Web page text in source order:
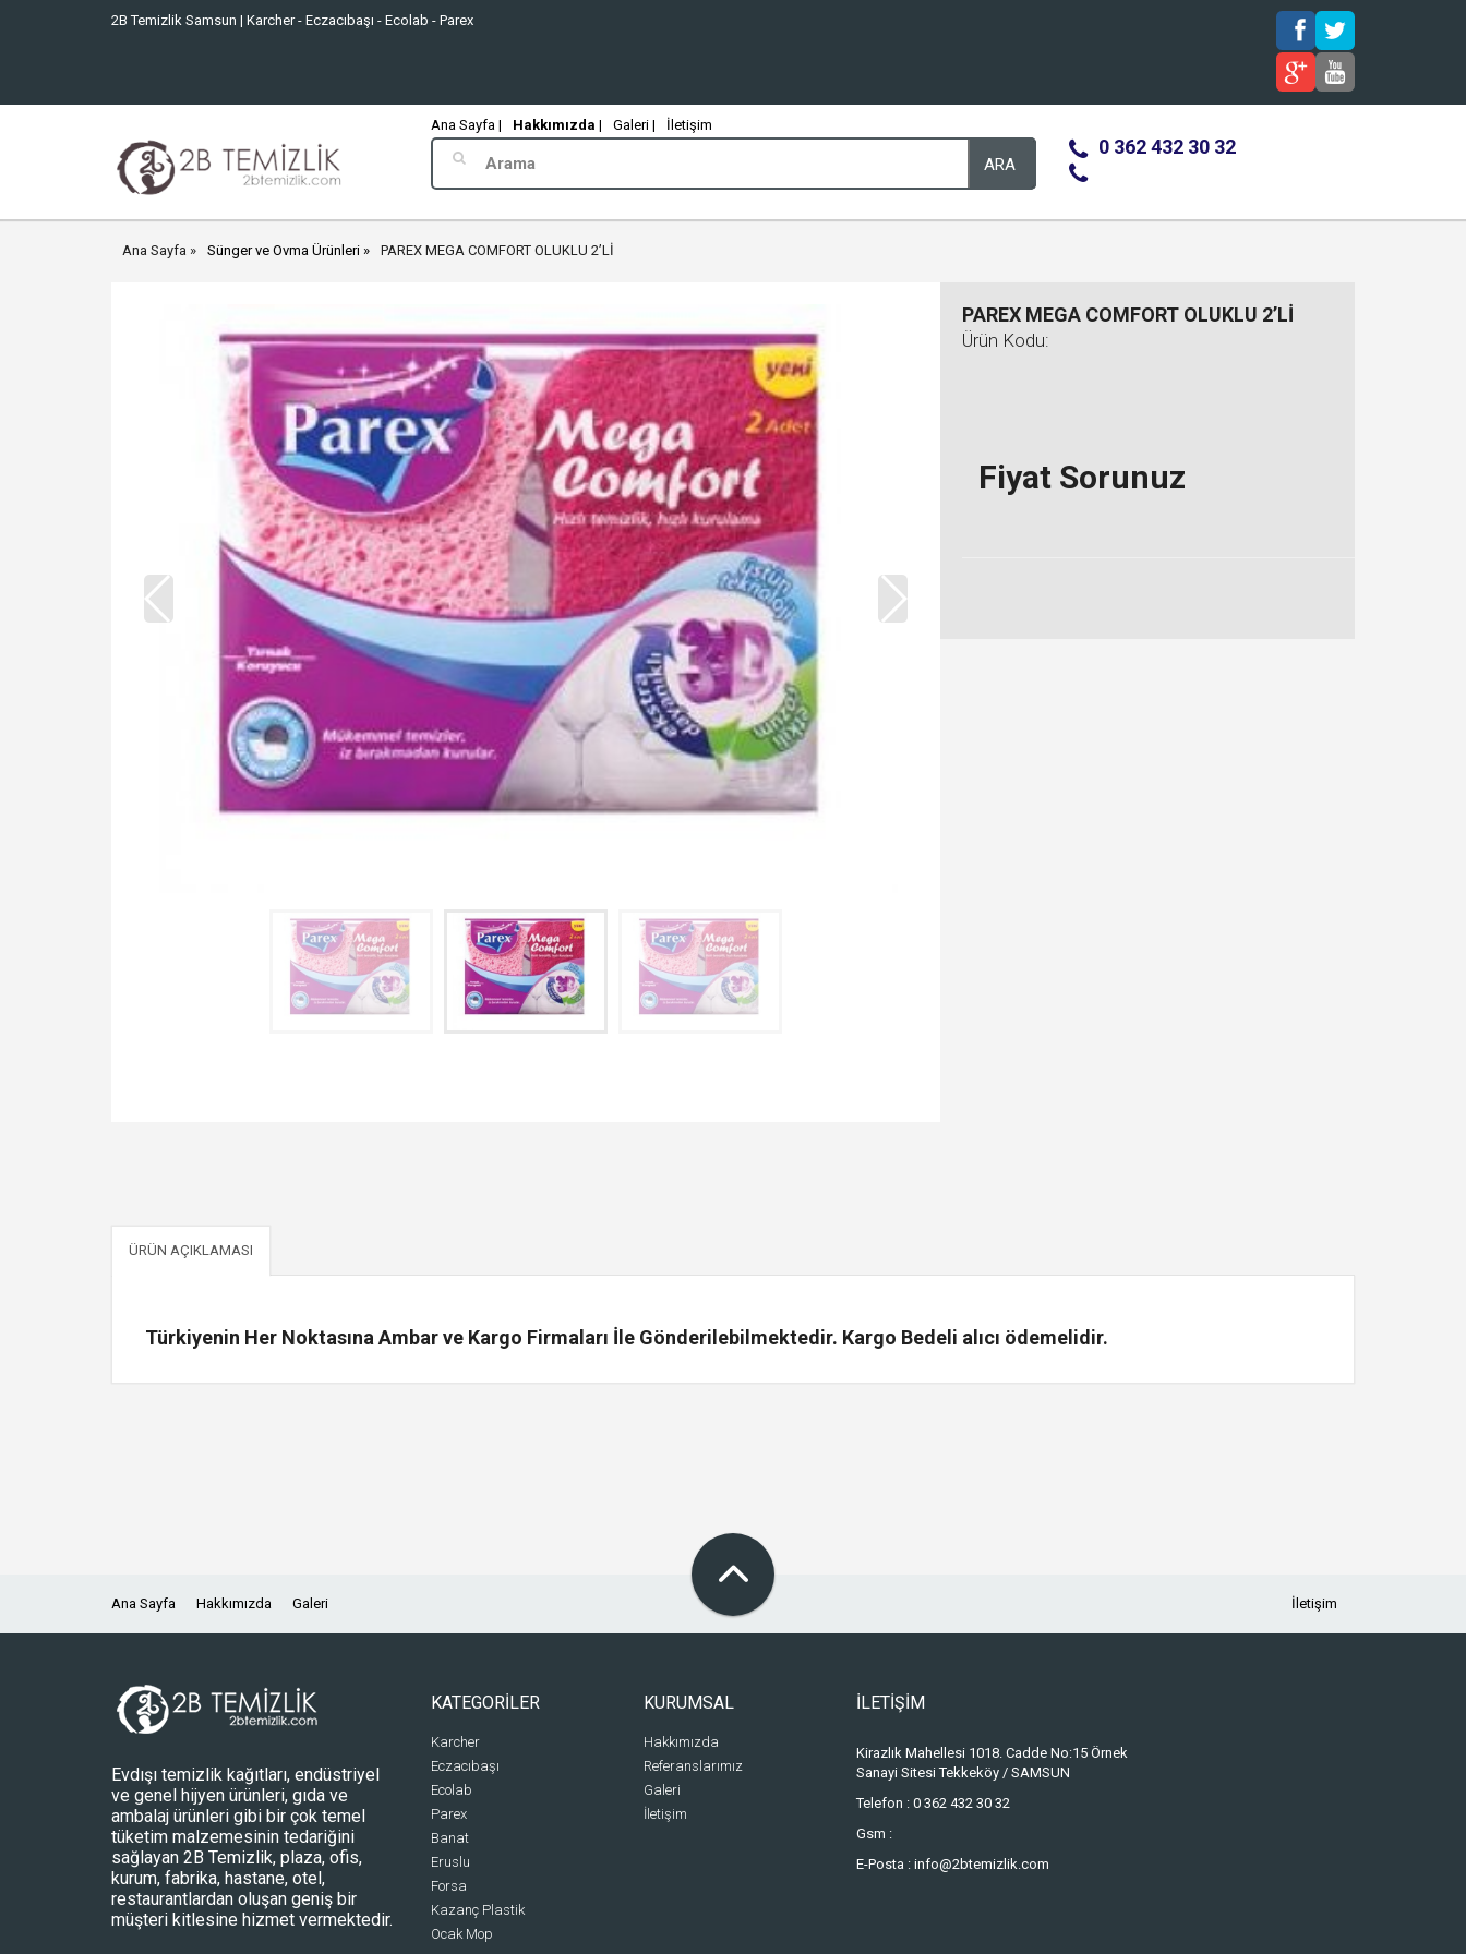
2B Temizlik Samsun | Karcher - Eczacıbaşı - Ecolab - Parex
Ana Sayfa | Hakkımızda | Galeri | İletişim
ARA
0 362 432 30 32
Ana Sayfa Sünger ve Ovma Ürünleri PAREX MEGA COMFORT OLUKLU 2’Lİ
PAREX MEGA COMFORT OLUKLU 2’Lİ
Ürün Kodu:
Fiyat Sorunuz
ÜRÜN AÇIKLAMASI
Türkiyenin Her Noktasına Ambar ve Kargo Firmaları İle Gönderilebilmektedir. Kargo Bedeli alıcı ödemelidir.
Ana Sayfa Hakkımızda Galeri İletişim
Evdışı temizlik kağıtları, endüstriyel
ve genel hijyen ürünleri, gıda ve
ambalaj ürünleri gibi bir çok temel
tüketim malzemesinin tedariğini
sağlayan 2B Temizlik, plaza, ofis,
kurum, fabrika, hastane, otel,
restaurantlardan oluşan geniş bir
müşteri kitlesine hizmet vermektedir.
KATEGORİLER
Karcher
Eczacıbaşı
Ecolab
Parex
Banat
Eruslu
Forsa
Kazanç Plastik
Ocak Mop
KURUMSAL
Hakkımızda
Referanslarımız
Galeri
İletişim
İLETİŞİM
Kirazlık Mahellesi 1018. Cadde No:15 Örnek
Sanayi Sitesi Tekkeköy / SAMSUN
Telefon : 0 362 432 30 32
Gsm :
E-Posta : info@2btemizlik.com